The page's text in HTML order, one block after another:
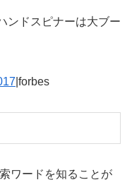
ンドスピナーは大ブー
|forbes
ワードを知ることが